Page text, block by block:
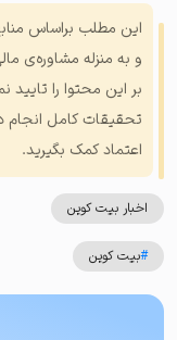
این مطلب براساس
و به منزله مشاوره‌ی
بر این محتوا را
تحقیقات کامل
اعتماد کمک بگیرید.
اخبار بیت کوین
#بیت کوین